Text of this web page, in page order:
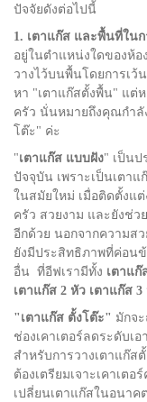
ปัจจัยดังต่อไปนี้
1. เตาแก๊ส และพื้นที่ใน
อยู่ในตำแหน่งใดของห้
วางไว้บนพื้นโดยการเว้
หา "เตาแก๊สตั้งพื้น" แต่ห
ครัว นั่นหมายถึงคุณกำลั
โต๊ะ" ค่ะ
"เตาแก๊ส แบบฝัง" เป็นป
ปัจจุบัน เพราะเป็นเตา
ในสมัยใหม่ เมื่อติดตั้งแต่
ครัว สวยงาม และยังช่ว
อีกด้วย นอกจากความส
ยังมีประสิทธิภาพที่ค่อนข้
อื่น ที่อีฟเรามีทั้ง เตาแก๊
เตาแก๊ส 2 หัว เตาแก๊ส
"เตาแก๊ส ตั้งโต๊ะ" มักจ
ช่องเคาเตอร์ลดระดับเ
สำหรับการวางเตาแก๊ส
ต้องเตรียมเจาะเคาเต
เปลี่ยนเตาแก๊สในอนาค